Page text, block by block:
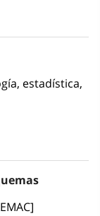
estadística,